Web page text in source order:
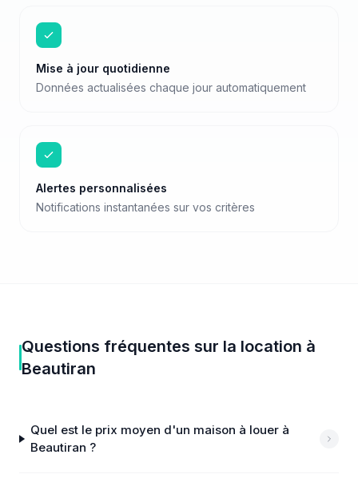
Mise à jour quotidienne
Données actualisées chaque jour automatiquement
Alertes personnalisées
Notifications instantanées sur vos critères
Questions fréquentes sur la location à
Beautiran
Quel est le prix moyen d'un maison à louer à
Beautiran ?